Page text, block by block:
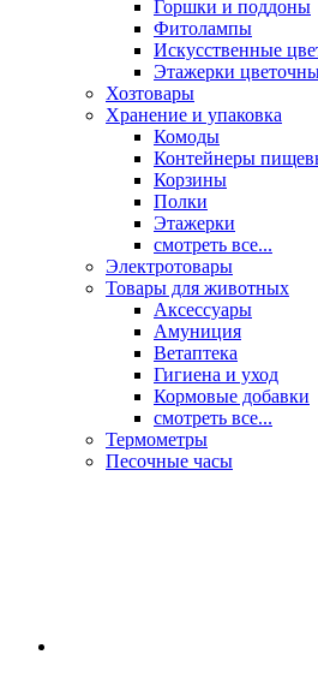
Горшки и поддоны
Фитолампы
Искусственные
Этажерки
Хозтовары
Хранение и упаковка
Комоды
Контейнеры
Корзины
Полки
Этажерки
смотреть все...
Электротовары
Товары для животных
Аксессуары
Амуниция
Ветаптека
Гигиена и уход
Кормовые добавки
смотреть все...
Термометры
Песочные часы